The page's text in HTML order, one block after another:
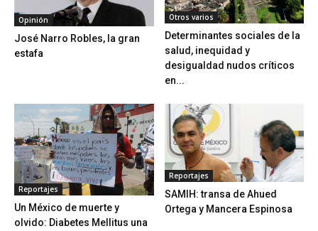
Opinión
José Narro Robles, la gran
estafa
Otros varios
Determinantes sociales de la
salud, inequidad y
desigualdad nudos críticos
en...
Reportajes
Un México de muerte y
olvido: Diabetes Mellitus una
Reportajes
SAMIH: transa de Ahued
Ortega y Mancera Espinosa